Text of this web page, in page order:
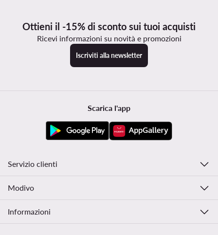
Ottieni il -15% di sconto sui tuoi acquisti
Ricevi informazioni su novità e promozioni
Iscriviti alla newsletter
Scarica l'app
Servizio clienti
Modivo
Informazioni